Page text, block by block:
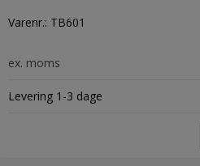
Varenr.: TB601
ex. moms
Levering 1-3 dage